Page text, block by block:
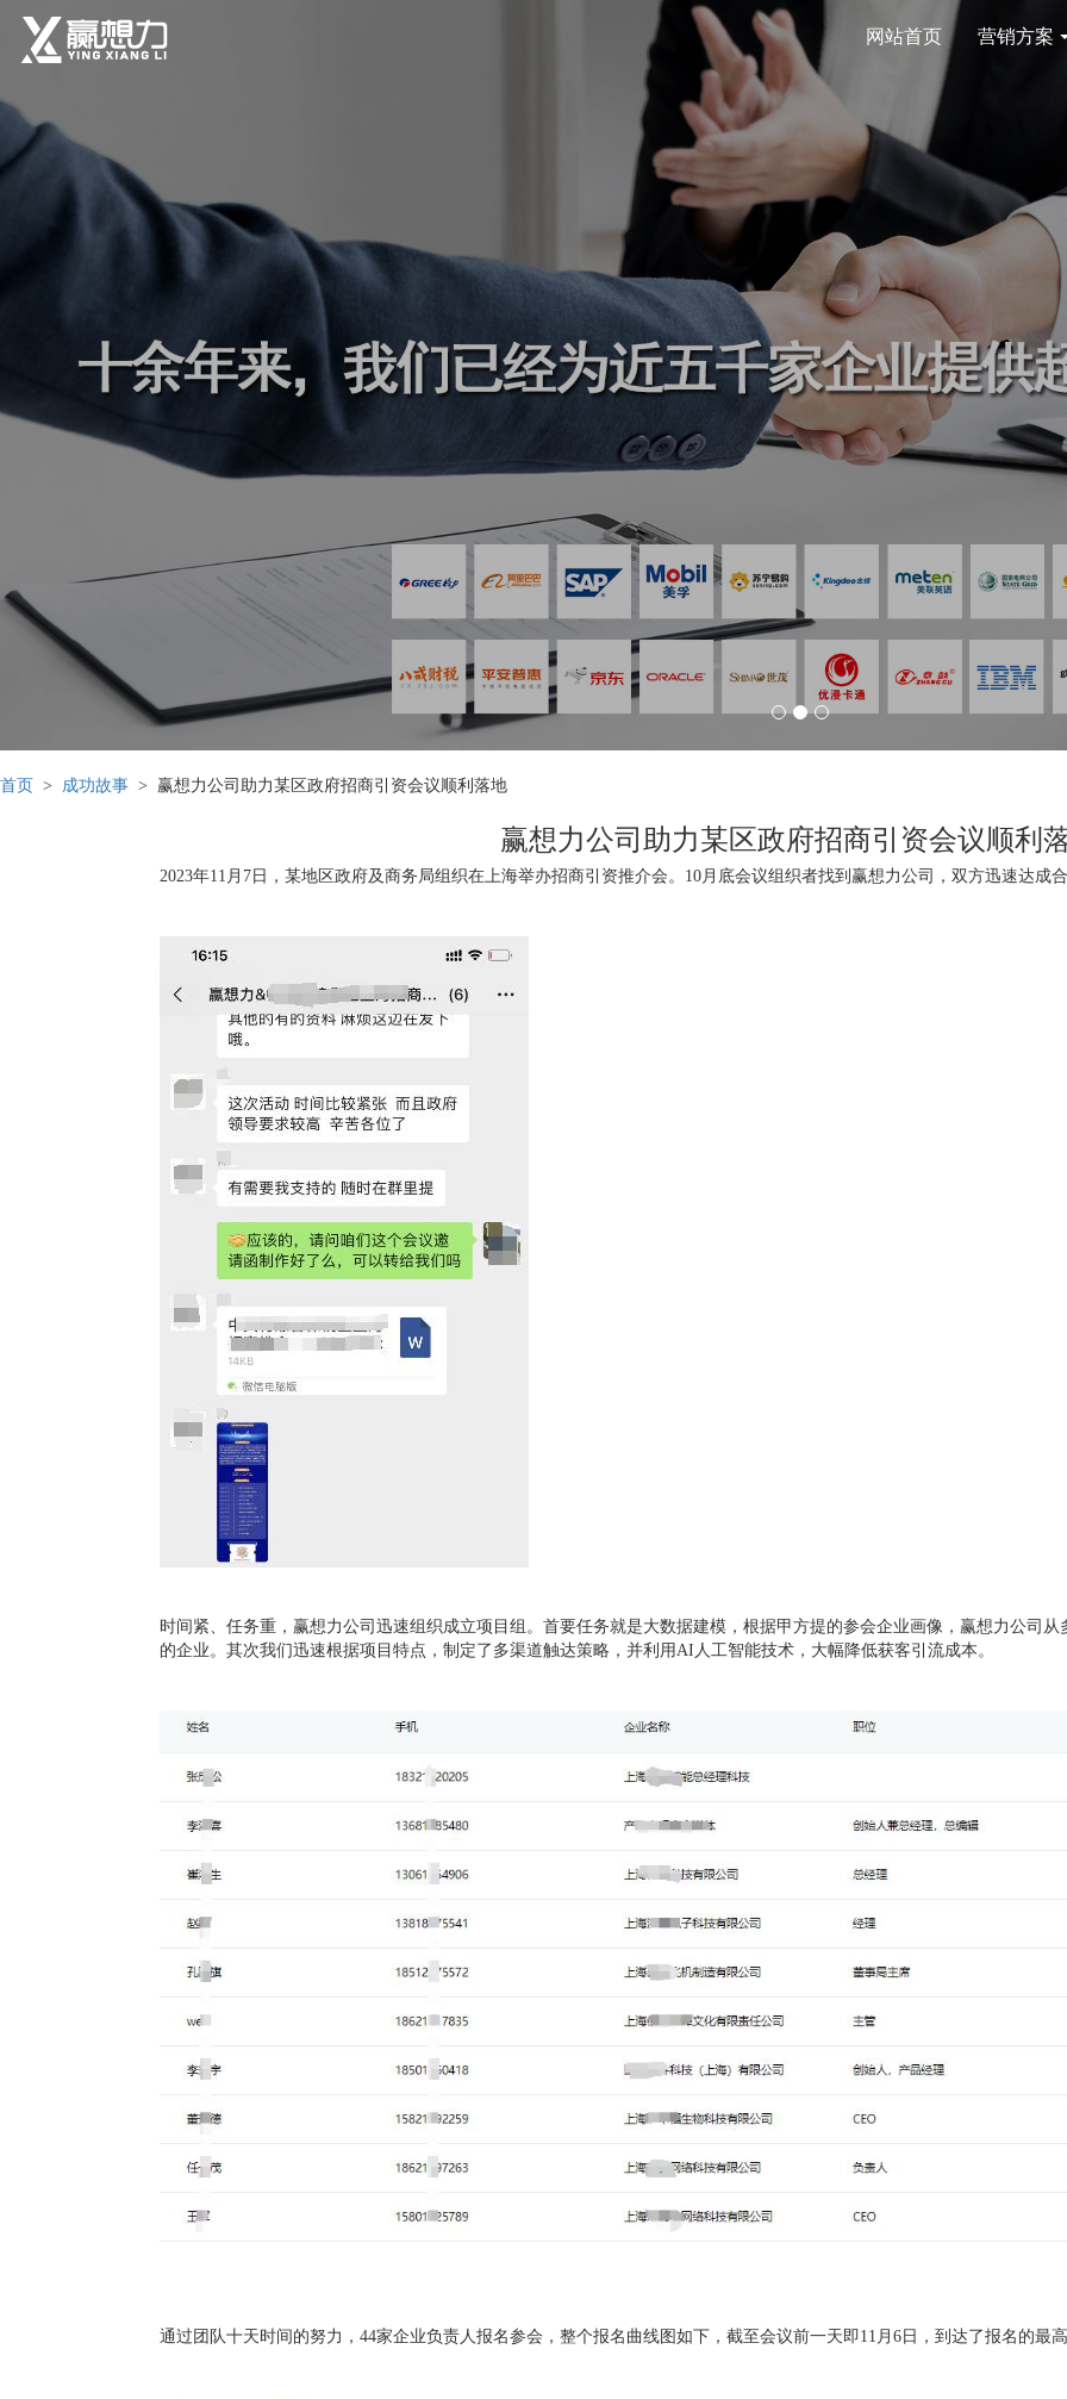
网站首页 营销方案
首页 > 成功故事 > 赢想力公司助力某区政府招商引资会议顺利落地
赢想力公司助力某区政府招商引资会议顺利
2023年11月7日，某地区政府及商务局组织在上海举办招商引资推介会。10月底会议组织者找到赢想力公司，双方迅速达成
时间紧、任务重，赢想力公司迅速组织成立项目组。首要任务就是大数据建模，根据甲方提的参会企业画像，赢想力公司
的企业。其次我们迅速根据项目特点，制定了多渠道触达策略，并利用AI人工智能技术，大幅降低获客引流成本。
通过团队十天时间的努力，44家企业负责人报名参会，整个报名曲线图如下，截至会议前一天即11月6日，到达了报名的最